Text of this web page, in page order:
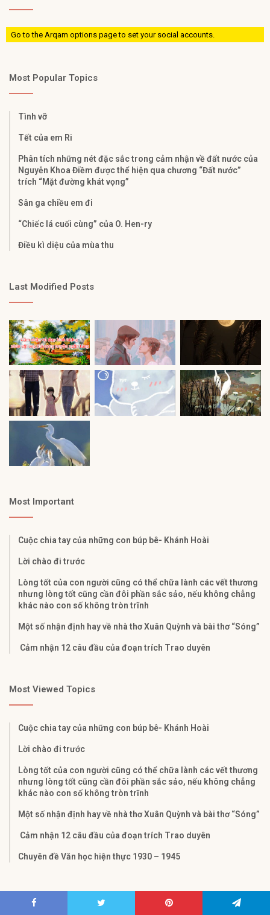
Go to the Arqam options page to set your social accounts.
Most Popular Topics
Tình vỡ
Tết của em Ri
Phân tích những nét đặc sắc trong cảm nhận về đất nước của
Nguyễn Khoa Điềm được thể hiện qua chương “Đất nước”
trích “Mặt đường khát vọng”
Sân ga chiều em đi
“Chiếc lá cuối cùng” của O. Hen-ry
Điều kì diệu của mùa thu
Last Modified Posts
Most Important
Cuộc chia tay của những con búp bê- Khánh Hoài
Lời chào đi trước
Lòng tốt của con người cũng có thể chữa lành các vết thương
nhưng lòng tốt cũng cần đôi phần sắc sảo, nếu không chẳng
khác nào con số không tròn trĩnh
Một số nhận định hay về nhà thơ Xuân Quỳnh và bài thơ “Sóng”
Cảm nhận 12 câu đầu của đoạn trích Trao duyên
Most Viewed Topics
Cuộc chia tay của những con búp bê- Khánh Hoài
Lời chào đi trước
Lòng tốt của con người cũng có thể chữa lành các vết thương
nhưng lòng tốt cũng cần đôi phần sắc sảo, nếu không chẳng
khác nào con số không tròn trĩnh
Một số nhận định hay về nhà thơ Xuân Quỳnh và bài thơ “Sóng”
Cảm nhận 12 câu đầu của đoạn trích Trao duyên
Chuyên đề Văn học hiện thực 1930 – 1945
Categories